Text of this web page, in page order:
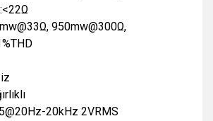
950mw@300Ω,
20kHz 2VRMS